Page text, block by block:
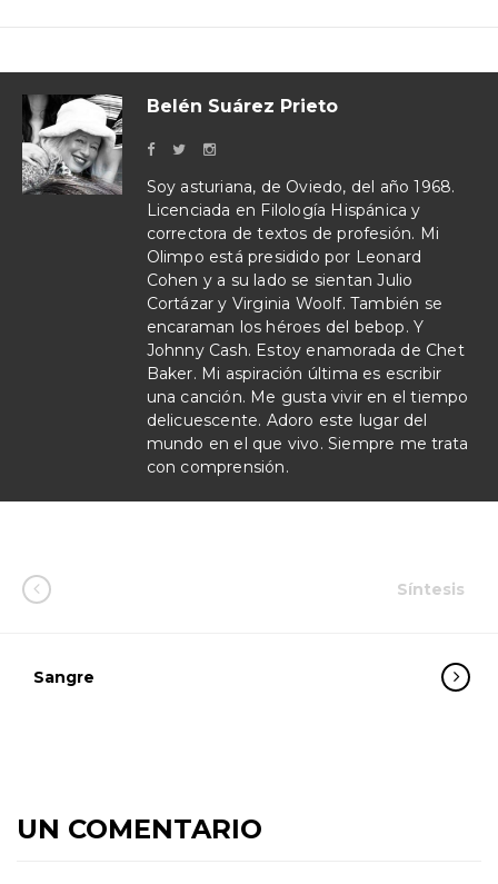
Belén Suárez Prieto
Soy asturiana, de Oviedo, del año 1968.
Licenciada en Filología Hispánica y
correctora de textos de profesión. Mi
Olimpo está presidido por Leonard
Cohen y a su lado se sientan Julio
Cortázar y Virginia Woolf. También se
encaraman los héroes del bebop. Y
Johnny Cash. Estoy enamorada de Chet
Baker. Mi aspiración última es escribir
una canción. Me gusta vivir en el tiempo
delicuescente. Adoro este lugar del
mundo en el que vivo. Siempre me trata
con comprensión.
Síntesis
Sangre
UN COMENTARIO